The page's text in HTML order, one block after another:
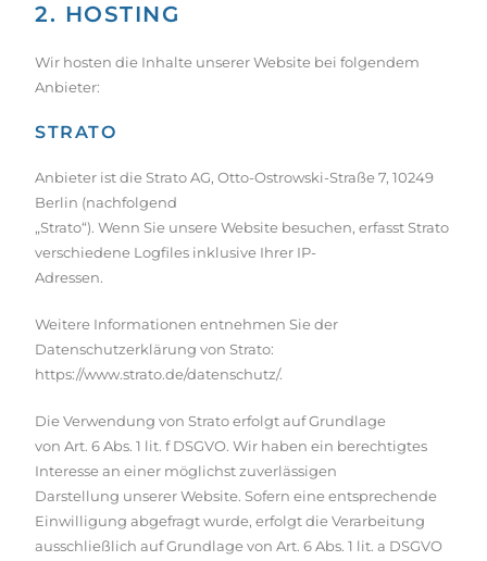
2. HOSTING
Wir hosten die Inhalte unserer Website bei folgendem
Anbieter:
STRATO
Anbieter ist die Strato AG, Otto-Ostrowski-Straße 7, 10249
Berlin (nachfolgend
„Strato“). Wenn Sie unsere Website besuchen, erfasst Strato
verschiedene Logfiles inklusive Ihrer IP-
Adressen.
Weitere Informationen entnehmen Sie der
Datenschutzerklärung von Strato:
https://www.strato.de/datenschutz/.
Die Verwendung von Strato erfolgt auf Grundlage
von Art. 6 Abs. 1 lit. f DSGVO. Wir haben ein berechtigtes
Interesse an einer möglichst zuverlässigen
Darstellung unserer Website. Sofern eine entsprechende
Einwilligung abgefragt wurde, erfolgt die Verarbeitung
ausschließlich auf Grundlage von Art. 6 Abs. 1 lit. a DSGVO